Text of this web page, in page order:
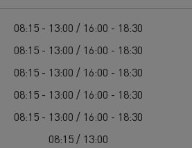
08:15 - 13:00 / 16:00 - 18:30
08:15 - 13:00 / 16:00 - 18:30
08:15 - 13:00 / 16:00 - 18:30
08:15 - 13:00 / 16:00 - 18:30
08:15 - 13:00 / 16:00 - 18:30
08:15 / 13:00